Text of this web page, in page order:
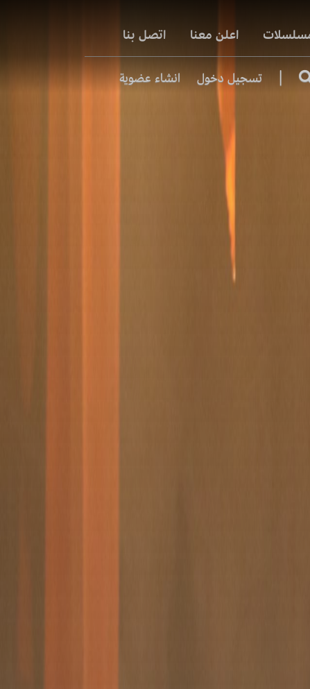
اعلن معنا اتصل بنا
| تسجيل دخول انشاء عضوية